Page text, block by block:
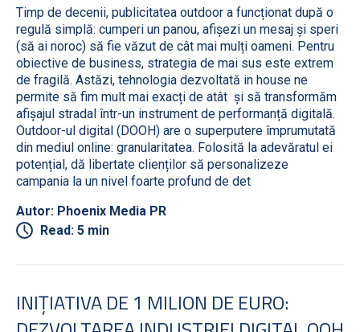
Timp de decenii, publicitatea outdoor a funcționat după o
regulă simplă: cumperi un panou, afișezi un mesaj și speri
(să ai noroc) să fie văzut de cât mai mulți oameni. Pentru
obiective de business, strategia de mai sus este extrem
de fragilă. Astăzi, tehnologia dezvoltată in house ne
permite să fim mult mai exacți de atât și să transformăm
afișajul stradal într-un instrument de performanță digitală.
Outdoor-ul digital (DOOH) are o superputere împrumutată
din mediul online: granularitatea. Folosită la adevăratul ei
potențial, dă libertate clienților să personalizeze
campania la un nivel foarte profund de det
Autor: Phoenix Media PR
Read: 5 min
INIȚIATIVA DE 1 MILION DE EURO: